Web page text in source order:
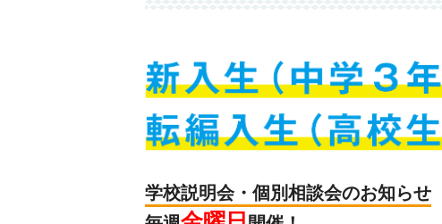
学校説明会・個別相談会のお知らせ